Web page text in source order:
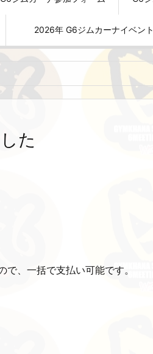
2026年 G6ジムカーナイベン
た
、一括で支払い可能です。